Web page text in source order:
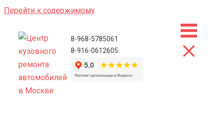
Перейти к содержимому
8-968-5785061
8-916-0612605